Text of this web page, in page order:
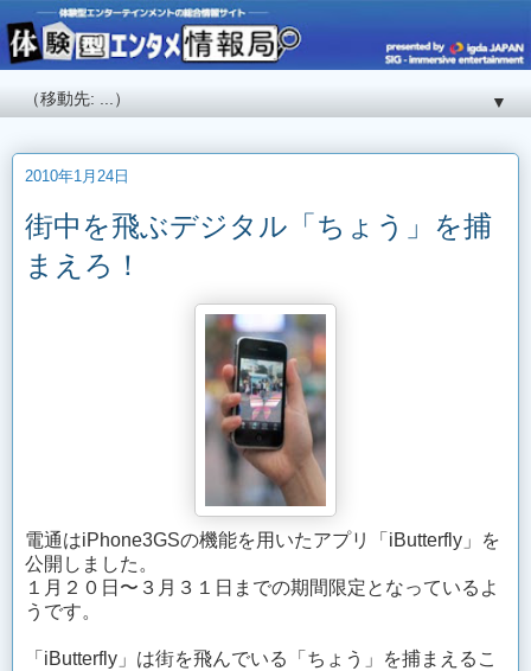
▼
2010年1月24日
街中を飛ぶデジタル「ちょう」を捕
まえろ！
電通はiPhone3GSの機能を用いたアプリ「iButterfly」を
公開しました。
１月２０日〜３月３１日までの期間限定となっているよ
うです。
「iButterfly」は街を飛んでいる「ちょう」を捕まえるこ